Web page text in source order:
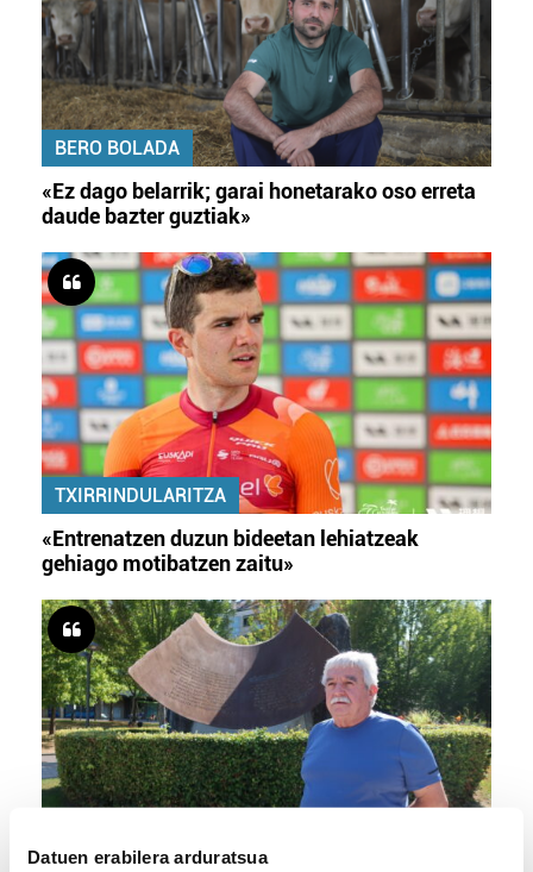
Datuen erabilera arduratsua
BERO BOLADA
«Ez dago belarrik; garai honetarako oso erreta
daude bazter guztiak»
TXIRRINDULARITZA
«Entrenatzen duzun bideetan lehiatzeak
gehiago motibatzen zaitu»